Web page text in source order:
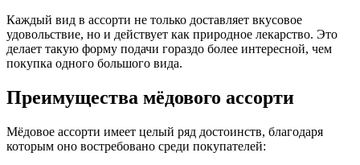
Каждый вид в ассорти не только доставляет вкусовое
удовольствие, но и действует как природное лекарство. Это
делает такую форму подачи гораздо более интересной, чем
покупка одного большого вида.
Преимущества мёдового ассорти
Мёдовое ассорти имеет целый ряд достоинств, благодаря
которым оно востребовано среди покупателей: